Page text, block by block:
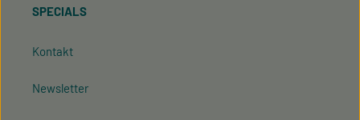
SPECIALS
Kontakt
Newsletter